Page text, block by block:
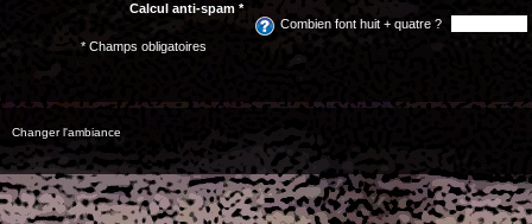
Calcul anti-spam *
Combien font huit + quatre ?
* Champs obligatoires
Changer l'ambiance